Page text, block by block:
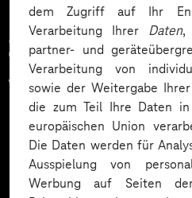
dem Zugriff auf Ihr
Verarbeitung Ihrer Daten,
partner- und
Verarbeitung von
sowie der Weitergabe
die zum Teil Ihre Daten
europäischen Union
Die Daten werden für
Ausspielung von
Werbung auf Seiten
Zahlreiche
vertrauen auf
Expertise. Hier